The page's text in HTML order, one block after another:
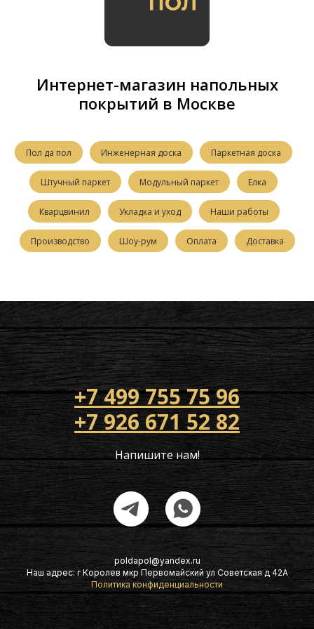
Интернет-магазин напольных
покрытий в Москве
Пол да пол Инженерная доска Паркетная доска
Штучный паркет Модульный паркет Елка
Кварцвинил Укладка и уход Наши работы
Производство Шоу-рум Оплата Доставка
+7 499 755 75 96
+7 926 671 52 82
Напишите нам!
poldapol@yandex.ru
Наш адрес: г Королев мкр Первомайский ул Советская д 42А
Политика конфиденциальности